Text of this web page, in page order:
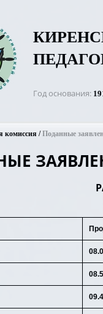
Год основания
комиссия Поданные